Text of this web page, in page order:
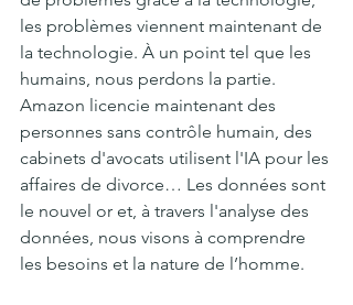
les problèmes viennent maintenant de
la technologie. À un point tel que les
humains, nous perdons la partie.
Amazon licencie maintenant des
personnes sans contrôle humain, des
cabinets d'avocats utilisent l'IA pour les
affaires de divorce… Les données sont
le nouvel or et, à travers l'analyse des
données, nous visons à comprendre
les besoins et la nature de l’homme.